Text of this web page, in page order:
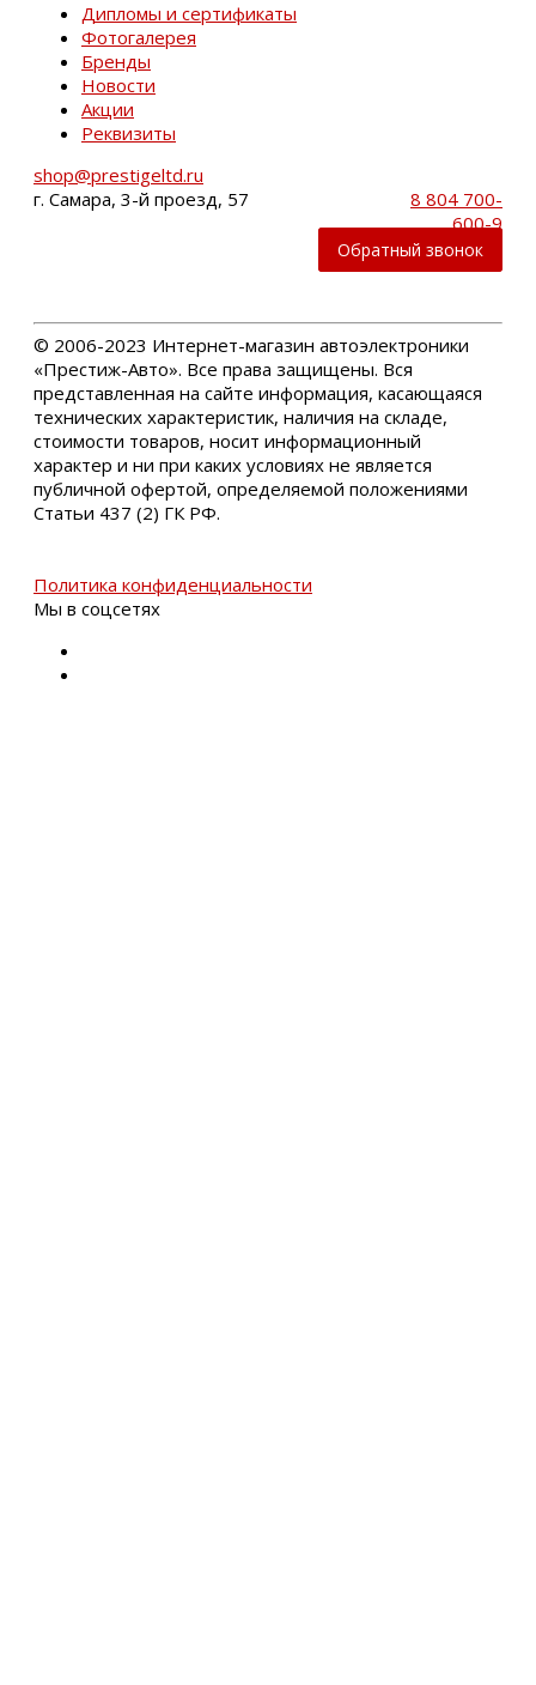
Дипломы и сертификаты
Фотогалерея
Бренды
Новости
Акции
Реквизиты
shop@prestigeltd.ru
г. Самара, 3-й проезд, 57
8 804 700-
600-9
Обратный звонок
© 2006-2023 Интернет-магазин автоэлектроники
«Престиж-Авто». Все права защищены. Вся
представленная на сайте информация, касающаяся
технических характеристик, наличия на складе,
стоимости товаров, носит информационный
характер и ни при каких условиях не является
публичной офертой, определяемой положениями
Статьи 437 (2) ГК РФ.
Политика конфиденциальности
Мы в соцсетях